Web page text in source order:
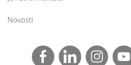
Novosti